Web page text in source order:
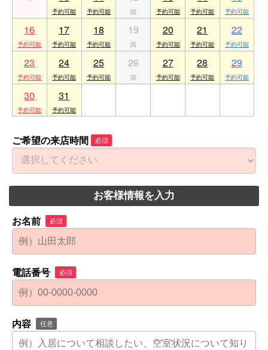
16 17 18 19 20 21 22
23 24 25 26 27 28 29
30 31
ご希望の来店時間 必須
お客様情報を入力
お名前 必須
電話番号 必須
内容 任意